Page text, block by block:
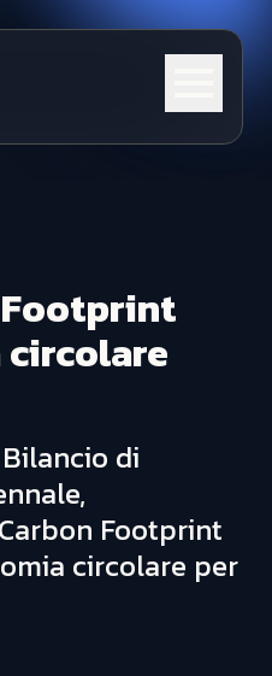
di
Footprint
circolare per